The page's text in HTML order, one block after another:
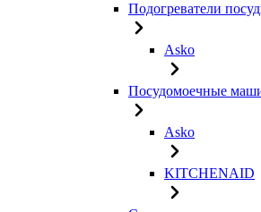
Подогреватели
Asko
Посудомоечные
Asko
KITCHENAID